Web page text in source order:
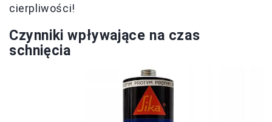
cierpliwości!
Czynniki wpływające na czas
schnięcia